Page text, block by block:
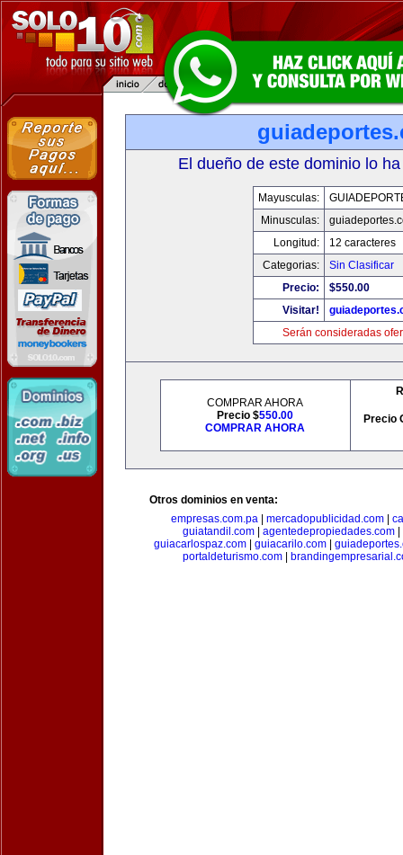
El dueño de este dominio lo
Mayusculas:
Minusculas:
Longitud:
12 caracteres
Categorias:
Sin Clasificar
Precio:
$550.00
Visitar!
Serán consideradas
COMPRAR AHORA
Precio $550.00
COMPRAR AHORA
Precio
Otros dominios en venta:
empresas.com.pa
mercadopublicidad.com
guiatandil.com| agentedepropiedades.com|
guiacarlospaz.com
guiacarilo.com
portaldeturismo.com